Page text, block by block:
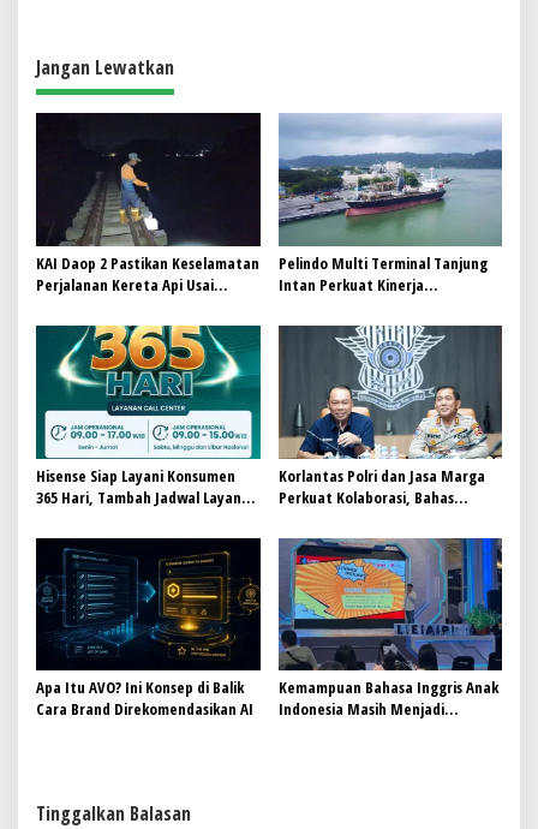
a
s
s
Jangan Lewatkan
KAI Daop 2 Pastikan Keselamatan
Perjalanan Kereta Api Usai
Pelindo Multi Terminal Tanjung
Intan Perkuat Kinerja
Hisense Siap Layani Konsumen
365 Hari, Tambah Jadwal Layanan
Korlantas Polri dan Jasa Marga
Perkuat Kolaborasi, Bahas
Penertiban ODOL
Apa Itu AVO? Ini Konsep di Balik
Cara Brand Direkomendasikan AI
Kemampuan Bahasa Inggris Anak
Indonesia Masih Menjadi
Tinggalkan Balasan